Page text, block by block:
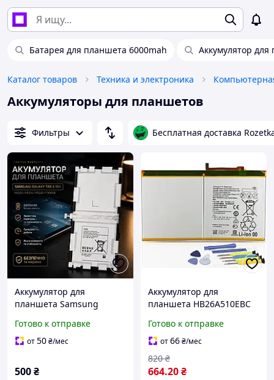
Батарея для планшета 6000mah Аккумулятор
Каталог товаров Техника и электроника
Аккумуляторы для планшетов
Фильтры Бесплатная доставка
Аккумулятор для
планшета Samsung
P5210 P5220 T4500E 3.8V
6800mAh
Готово к отправке
от50₴/мес
500₴
Аккумулятор для
планшета HB26A510EBC
10 10.0 10.1
дюйма/MediaPad T2 10.0
Pro
Готово к отправке
от66₴/мес
664.20₴
820 ₴